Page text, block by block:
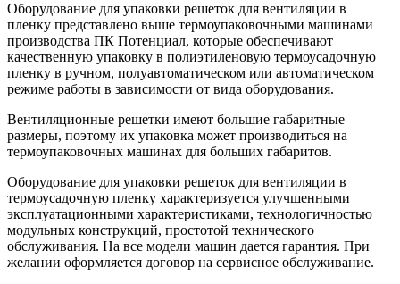
Оборудование для упаковки решеток для вентиляции в
пленку представлено выше термоупаковочными машинами
производства ПК Потенциал, которые обеспечивают
качественную упаковку в полиэтиленовую термоусадочную
пленку в ручном, полуавтоматическом или автоматическом
режиме работы в зависимости от вида оборудования.
Вентиляционные решетки имеют большие габаритные
размеры, поэтому их упаковка может производиться на
термоупаковочных машинах для больших габаритов.
Оборудование для упаковки решеток для вентиляции в
термоусадочную пленку характеризуется улучшенными
эксплуатационными характеристиками, технологичностью
модульных конструкций, простотой технического
обслуживания. На все модели машин дается гарантия. При
желании оформляется договор на сервисное обслуживание.